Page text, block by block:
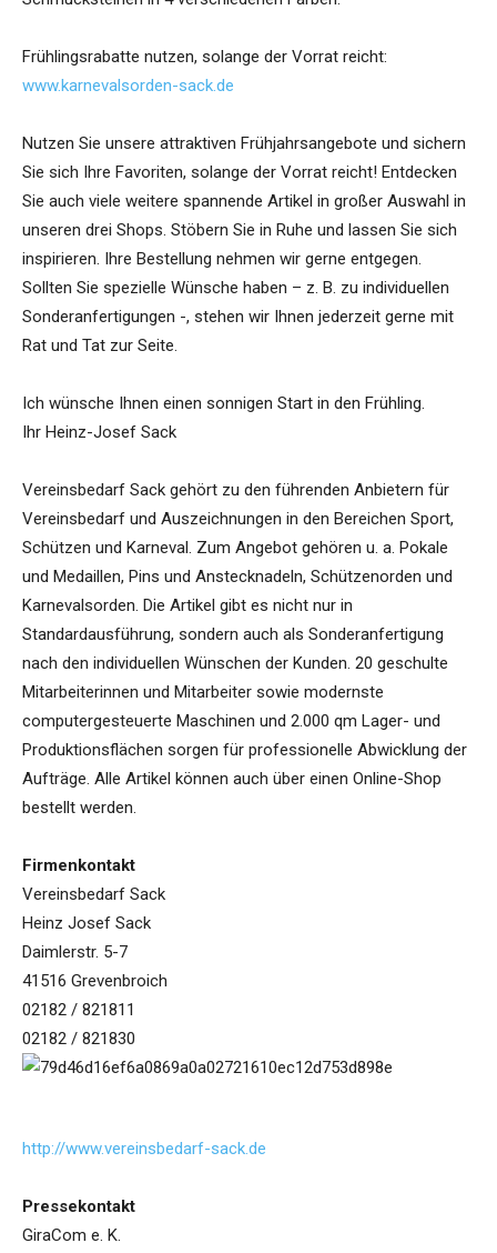
Frühlingsrabatte nutzen, solange der Vorrat reicht:
www.karnevalsorden-sack.de
Nutzen Sie unsere attraktiven Frühjahrsangebote und sichern
Sie sich Ihre Favoriten, solange der Vorrat reicht! Entdecken
Sie auch viele weitere spannende Artikel in großer Auswahl in
unseren drei Shops. Stöbern Sie in Ruhe und lassen Sie sich
inspirieren. Ihre Bestellung nehmen wir gerne entgegen.
Sollten Sie spezielle Wünsche haben – z. B. zu individuellen
Sonderanfertigungen -, stehen wir Ihnen jederzeit gerne mit
Rat und Tat zur Seite.
Ich wünsche Ihnen einen sonnigen Start in den Frühling.
Ihr Heinz-Josef Sack
Vereinsbedarf Sack gehört zu den führenden Anbietern für
Vereinsbedarf und Auszeichnungen in den Bereichen Sport,
Schützen und Karneval. Zum Angebot gehören u. a. Pokale
und Medaillen, Pins und Anstecknadeln, Schützenorden und
Karnevalsorden. Die Artikel gibt es nicht nur in
Standardausführung, sondern auch als Sonderanfertigung
nach den individuellen Wünschen der Kunden. 20 geschulte
Mitarbeiterinnen und Mitarbeiter sowie modernste
computergesteuerte Maschinen und 2.000 qm Lager- und
Produktionsflächen sorgen für professionelle Abwicklung der
Aufträge. Alle Artikel können auch über einen Online-Shop
bestellt werden.
Firmenkontakt
Vereinsbedarf Sack
Heinz Josef Sack
Daimlerstr. 5-7
41516 Grevenbroich
02182 / 821811
02182 / 821830
http://www.vereinsbedarf-sack.de
Pressekontakt
GiraCom e. K.